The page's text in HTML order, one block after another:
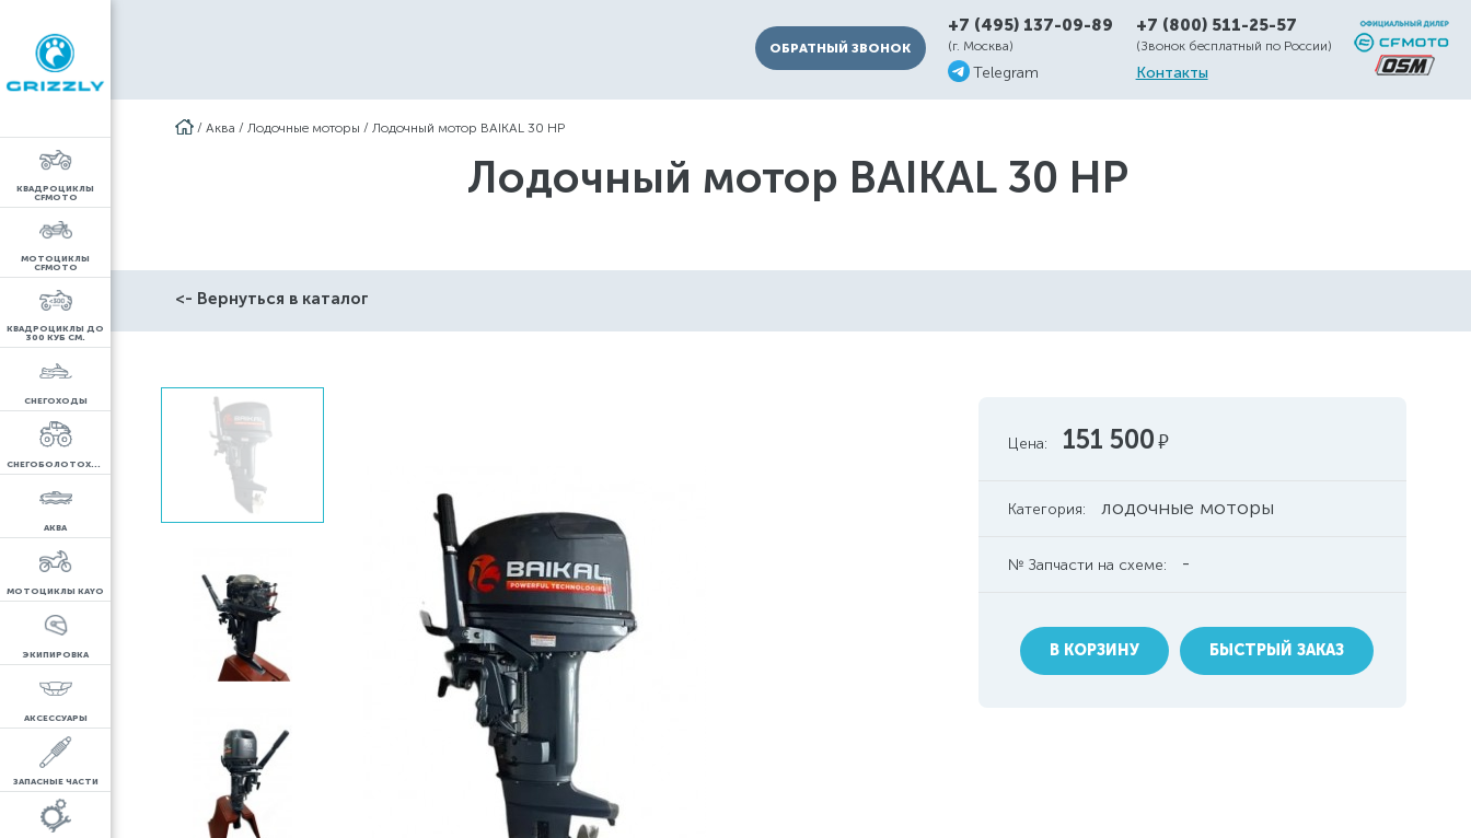
КВАДРОЦИКЛЫ
CFMOTO
МОТОЦИКЛЫ
CFMOTO
КВАДРОЦИКЛЫ ДО
300 КУБ СМ.
СНЕГОХОДЫ
СНЕГОБОЛОТОХОДЫ
АКВА
МОТОЦИКЛЫ KAYO
ЭКИПИРОВКА
АКСЕССУАРЫ
ЗАПАСНЫЕ ЧАСТИ
ОБРАТНЫЙ ЗВОНОК
+7 (495) 137-09-89
(г. Москва)
Telegram
+7 (800) 511-25-57
(Звонок бесплатный по России)
Контакты
/ Аква / Лодочные моторы / Лодочный мотор BAIKAL 30 HP
Лодочный мотор BAIKAL 30 HP
<- Вернуться в каталог
Цена: 151 500руб.
Категория: лодочные моторы
№ Запчасти на схеме: -
В КОРЗИНУ БЫСТРЫЙ ЗАКАЗ